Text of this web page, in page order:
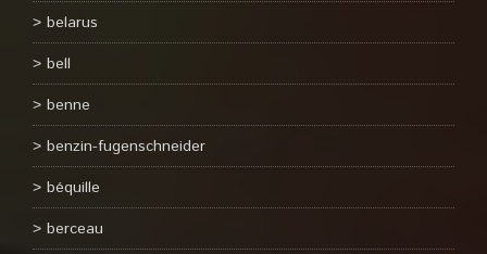
belarus
bell
benne
benzin-fugenschneider
béquille
berceau